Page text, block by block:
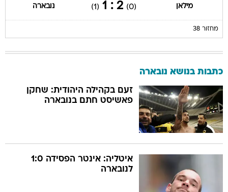
מילאן (0)
2 : 1
(1) נובארה
מחזור 38
כתבות בנושא נובארה
זעם בקהילה היהודית: שחקן
פאשיסט חתם בנובארה
איטליה: אינטר הפסידה 1:0
לנובארה